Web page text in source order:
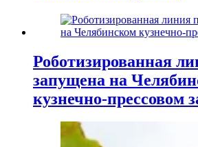
Роботизированная
запущена на
кузнечно-прессовом